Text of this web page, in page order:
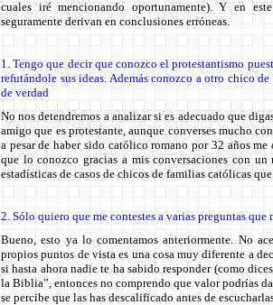
cuales iré mencionando oportunamente). Y en
seguramente derivan en conclusiones erróneas.
1. Tengo que decir que conozco el protestantismo
refutándole sus ideas. Además conozco a otro chico
de verdad
No nos detendremos a analizar si es adecuado que
amigo que es protestante, aunque converses mucho
a pesar de haber sido católico romano por 32 años
que lo conozco gracias a mis conversaciones con
estadísticas de casos de chicos de familias católicas
2. Sólo quiero que me contestes a varias preguntas
Bueno, esto ya lo comentamos anteriormente. No
propios puntos de vista es una cosa muy diferente a
si hasta ahora nadie te ha sabido responder (como
la Biblia”, entonces no comprendo que valor podrías
se percibe que las has descalificado antes de